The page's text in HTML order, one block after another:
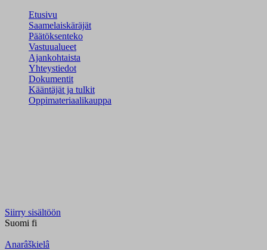
Etusivu
Saamelaiskäräjät
Päätöksenteko
Vastuualueet
Ajankohtaista
Yhteystiedot
Dokumentit
Kääntäjät ja tulkit
Oppimateriaalikauppa
Siirry sisältöön
Suomi fi
Anarâškielâ